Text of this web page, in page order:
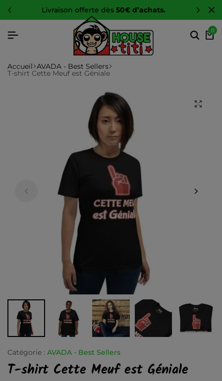
-10 %sur toute la boutique
0
Accueil AVADA - Best Sellers
T-shirt Cette Meuf est Géniale
Catégorie : AVADA - Best Sellers
T-shirt Cette Meuf est Géniale